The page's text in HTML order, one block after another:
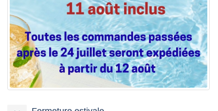
Profitez des Soldes
jusqu’au 21 juillet
24 juin 2026